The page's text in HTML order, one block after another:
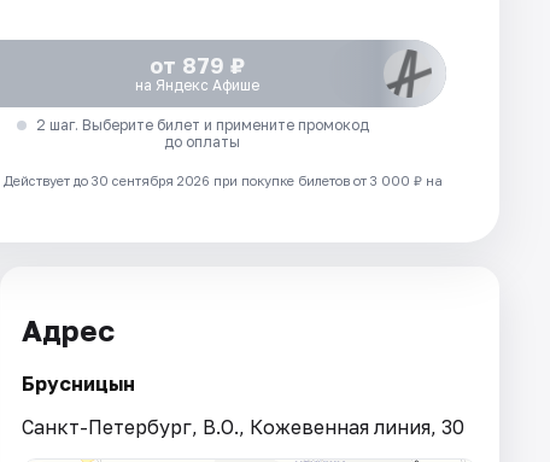
от 879 ₽
на Яндекс Афише
2 шаг. Выберите билет и примените промокод
до оплаты
Действует до 30 сентября 2026 при покупке билетов от 3 000 ₽ на
Адрес
Брусницын
Санкт-Петербург, В.О., Кожевенная линия, 30